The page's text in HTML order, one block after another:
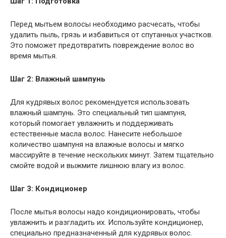
Перед мытьем волосы необходимо расчесать, чтобы
удалить пыль, грязь и избавиться от спутанных участков.
Это поможет предотвратить повреждение волос во
время мытья.
Шаг 2: Влажный шампунь
Для кудрявых волос рекомендуется использовать
влажный шампунь. Это специальный тип шампуня,
который помогает увлажнить и поддерживать
естественные масла волос. Нанесите небольшое
количество шампуня на влажные волосы и мягко
массируйте в течение нескольких минут. Затем тщательно
смойте водой и выжмите лишнюю влагу из волос.
Шаг 3: Кондиционер
После мытья волосы надо кондиционировать, чтобы
увлажнить и разгладить их. Используйте кондиционер,
специально предназначенный для кудрявых волос.